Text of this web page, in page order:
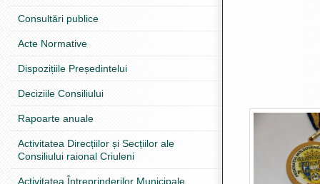
Consultări publice
Acte Normative
Dispozițiile Președintelui
Deciziile Consiliului
Rapoarte anuale
Activitatea Direcțiilor și Secțiilor ale
Consiliului raional Criuleni
Activitatea Întreprinderilor Municipale